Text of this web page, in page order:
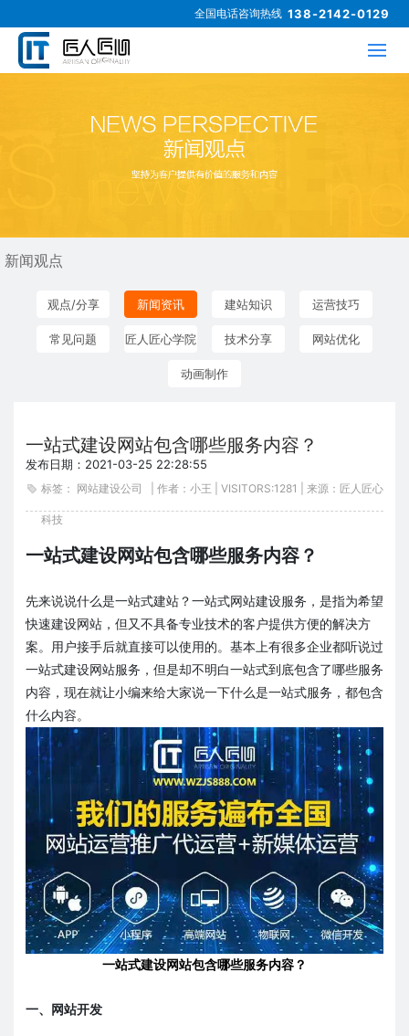
全国电话咨询热线 138-2142-0129
新闻观点
观点/分享 新闻资讯 建站知识 运营技巧
常见问题 匠人匠心学院 技术分享 网站优化
动画制作
一站式建设网站包含哪些服务内容？
发布日期：2021-03-25 22:28:55
标签： 网站建设公司 | 作者：小王 | VISITORS:1281 | 来源：匠人匠心
科技
一站式建设网站包含哪些服务内容？
先来说说什么是一站式建站？一站式网站建设服务，是指为希望
快速建设网站，但又不具备专业技术的客户提供方便的解决方
案。用户接手后就直接可以使用的。基本上有很多企业都听说过
一站式建设网站服务，但是却不明白一站式到底包含了哪些服务
内容，现在就让小编来给大家说一下什么是一站式服务，都包含
什么内容。
一站式建设网站包含哪些服务内容？
一、网站开发